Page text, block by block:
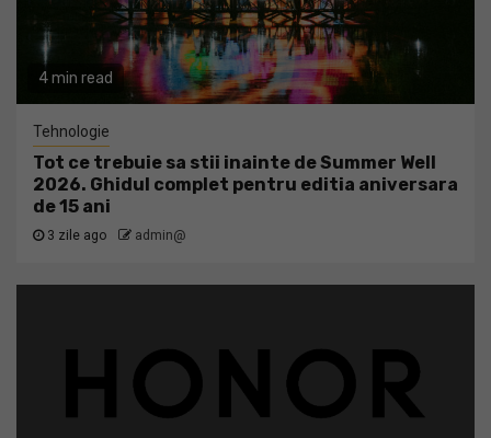
4 min read
Tehnologie
Tot ce trebuie sa stii inainte de Summer Well
2026. Ghidul complet pentru editia aniversara
de 15 ani
3 zile ago admin@